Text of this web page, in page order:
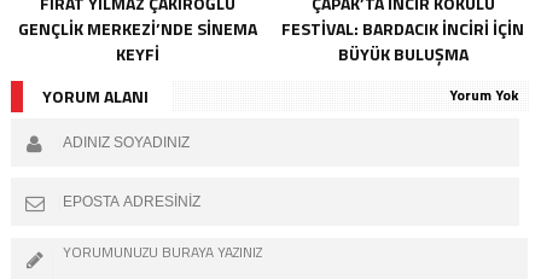
GENÇLIK MERKEZI’NDE SINEMA
KEYFI
FESTIVAL: BARDACIK İNCIRI IÇIN
BÜYÜK BULUŞMA
YORUM ALANI
Yorum Yok